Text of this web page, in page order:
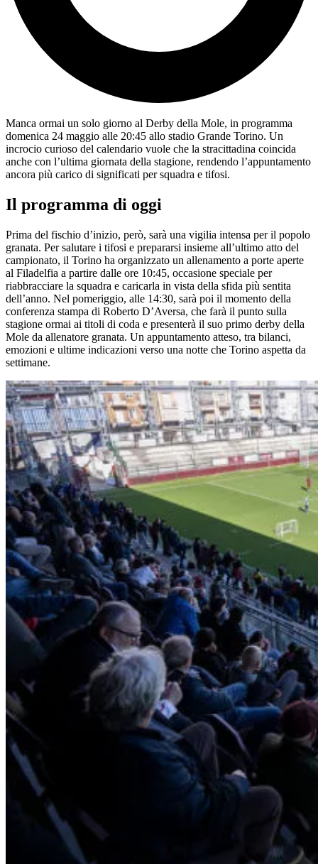
Manca ormai un solo giorno al Derby della Mole, in programma
domenica 24 maggio alle 20:45 allo stadio Grande Torino. Un
incrocio curioso del calendario vuole che la stracittadina coincida
anche con l’ultima giornata della stagione, rendendo l’appuntamento
ancora più carico di significati per squadra e tifosi.
Il programma di oggi
Prima del fischio d’inizio, però, sarà una vigilia intensa per il popolo
granata. Per salutare i tifosi e prepararsi insieme all’ultimo atto del
campionato, il Torino ha organizzato un allenamento a porte aperte
al Filadelfia a partire dalle ore 10:45, occasione speciale per
riabbracciare la squadra e caricarla in vista della sfida più sentita
dell’anno. Nel pomeriggio, alle 14:30, sarà poi il momento della
conferenza stampa di Roberto D’Aversa, che farà il punto sulla
stagione ormai ai titoli di coda e presenterà il suo primo derby della
Mole da allenatore granata. Un appuntamento atteso, tra bilanci,
emozioni e ultime indicazioni verso una notte che Torino aspetta da
settimane.